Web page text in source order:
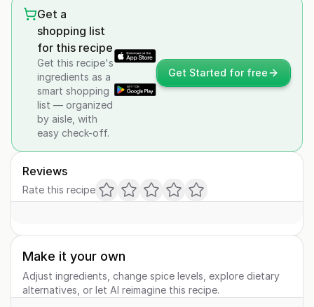
Get a
shopping list
for this recipe
Get this recipe's
ingredients as a
smart shopping
list — organized
by aisle, with
easy check-off.
Get Started for free
Reviews
Rate this recipe
Make it your own
Adjust ingredients, change spice levels, explore dietary
alternatives, or let AI reimagine this recipe.